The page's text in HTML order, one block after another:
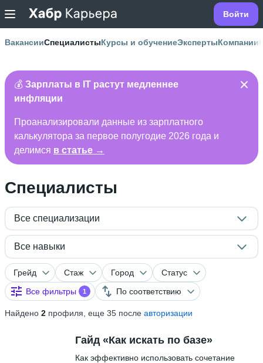
Войти
ВакансииСпециалистыКурсы и обучениеЭкспертыКомпании
💰 Зарплаты в IT растут медленнее
инфляции
Проанализировали данные из зарплатного
калькулятора за первое полугодие 2026 года и
делимся в статье →
Специалисты
Все специализации
Все навыки
Грейд Стаж Город
Статус
Все фильтры
1 По соответствию
Найдено 2 профиля, еще 35 после авторизации
Гайд «Как искать по базе»
Как эффективно использовать сочетание